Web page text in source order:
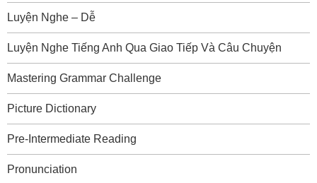
Luyện Nghe – Dễ
Luyện Nghe Tiếng Anh Qua Giao Tiếp Và Câu Chuyện
Mastering Grammar Challenge
Picture Dictionary
Pre-Intermediate Reading
Pronunciation